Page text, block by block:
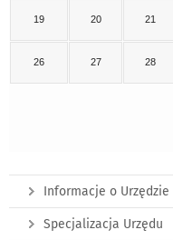
19 20 21
26 27 28
Informacje o Urzędzie
Specjalizacja Urzędu